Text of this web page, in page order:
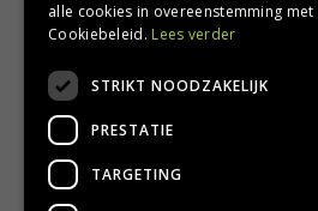
HANDIG
Bezorgen en afhalen
Retourbeleid
Algemene voorwaarden
Privacy Policy
Privacy statement
alle cookies in overeenstemming met
Cookiebeleid. Lees verder
STRIKT NOODZAKELIJK
PRESTATIE
TARGETING